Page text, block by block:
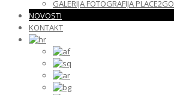
GALERIJA FOTOGRAFIJA PLACE2GO
NOVOSTI
KONTAKT